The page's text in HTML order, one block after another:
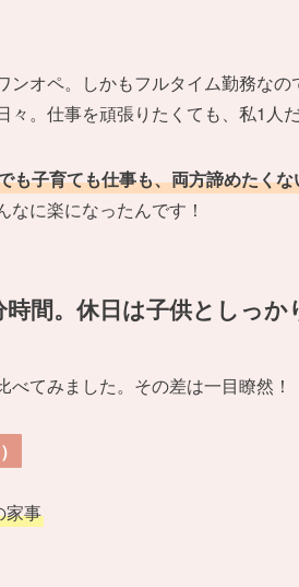
ンオペ。しかもフルタイム勤務な
。仕事を頑張りたくても、私1人
も子育ても仕事も、両方諦めたくな
に楽になったんです！
間。休日は子供としっ
てみました。その差は一目瞭然！
家事